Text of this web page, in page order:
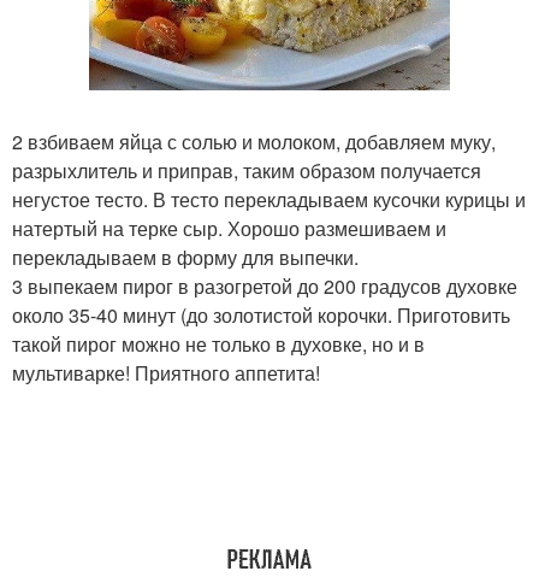
2 взбиваем яйца с солью и молоком, добавляем муку,
разрыхлитель и приправ, таким образом получается
негустое тесто. В тесто перекладываем кусочки курицы и
натертый на терке сыр. Хорошо размешиваем и
перекладываем в форму для выпечки.
3 выпекаем пирог в разогретой до 200 градусов духовке
около 35-40 минут (до золотистой корочки. Приготовить
такой пирог можно не только в духовке, но и в
мультиварке! Приятного аппетита!